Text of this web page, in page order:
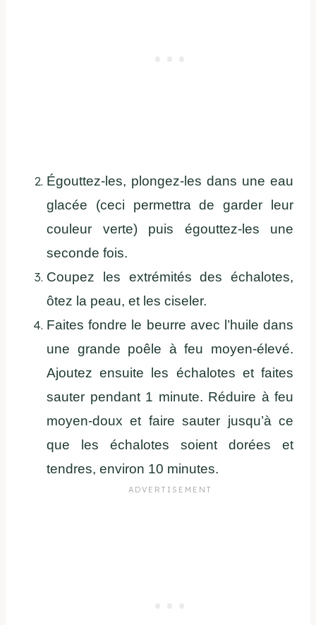
Égouttez-les, plongez-les dans une eau
glacée (ceci permettra de garder leur
couleur verte) puis égouttez-les une
seconde fois.
Coupez les extrémités des échalotes,
ôtez la peau, et les ciseler.
Faites fondre le beurre avec l’huile dans
une grande poêle à feu moyen-élevé.
Ajoutez ensuite les échalotes et faites
sauter pendant 1 minute. Réduire à feu
moyen-doux et faire sauter jusqu’à ce
que les échalotes soient
dorées et
tendres, environ 10 minutes.